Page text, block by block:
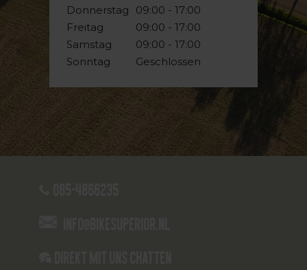
Donnerstag
Freitag
Samstag
Sonntag
09:00 - 17:00
09:00 - 17:00
09:00 - 17:00
Geschlossen